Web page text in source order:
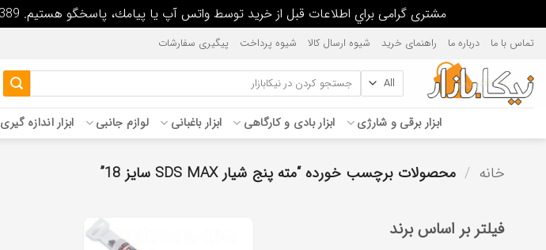
مشتری گرامی براي اطلاعات قبل از خريد توسط واتس آپ يا پيامك، پاسخگو هستيم. 09376237389 (كليه محصولات پاورپلاس داراي سيم پيچ تمام مس مي باشد)
Skip
content
تماس با ما درباره ما راهنمای خرید شیوه ارسال کالا شیوه پرداخت پیگیری سفارشات
جستجو
برای:
ابزار برقی و شارژی ابزار بادی و کارگاهی ابزار باغبانی لوازم جانبی ابزار اندازه گیری
خانه / محصولات برچسب خورده “مته پنج شیار SDS MAX سایز 18”
فیلتر بر اساس برند